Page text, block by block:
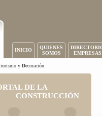
INICIO
QUIENES
SOMOS
EMPRESAS
y Decoración
DE LA
CONSTRUCCIÓN